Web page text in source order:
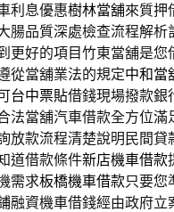
利息優惠樹林當舖來質押
腸品質深處檢查流程解析
更好的項目竹東當舖是您
從當舖業法的規定中和當
台中票貼借錢現場撥款銀
法當舖汽車借款全方位滿
放款流程清楚說明民間貸
道借款條件新店機車借款
需求板橋機車借款只要您
融資機車借錢經由政府立